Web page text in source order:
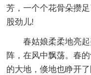
芳，一个个花骨朵攒
股劲儿!
春姑娘柔柔地亮起
阵，在风中飘荡。春
的大地，倏地也睁开